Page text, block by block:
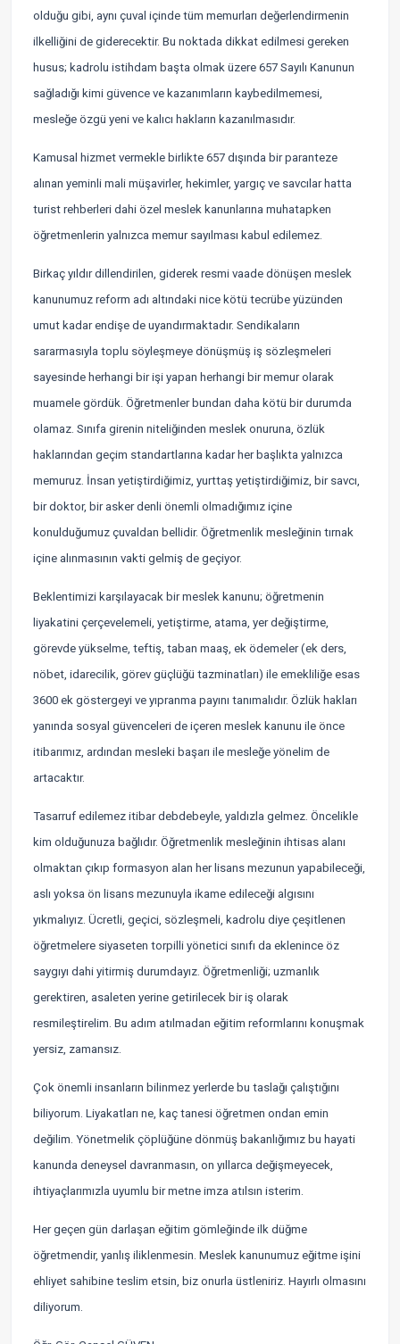
olduğu gibi, aynı çuval içinde tüm memurları değerlendirmenin
ilkelliğini de giderecektir. Bu noktada dikkat edilmesi gereken
husus; kadrolu istihdam başta olmak üzere 657 Sayılı Kanunun
sağladığı kimi güvence ve kazanımların kaybedilmemesi,
mesleğe özgü yeni ve kalıcı hakların kazanılmasıdır.
Kamusal hizmet vermekle birlikte 657 dışında bir paranteze
alınan yeminli mali müşavirler, hekimler, yargıç ve savcılar hatta
turist rehberleri dahi özel meslek kanunlarına muhatapken
öğretmenlerin yalnızca memur sayılması kabul edilemez.
Birkaç yıldır dillendirilen, giderek resmi vaade dönüşen meslek
kanunumuz reform adı altındaki nice kötü tecrübe yüzünden
umut kadar endişe de uyandırmaktadır. Sendikaların
sararmasıyla toplu söyleşmeye dönüşmüş iş sözleşmeleri
sayesinde herhangi bir işi yapan herhangi bir memur olarak
muamele gördük. Öğretmenler bundan daha kötü bir durumda
olamaz. Sınıfa girenin niteliğinden meslek onuruna, özlük
haklarından geçim standartlarına kadar her başlıkta yalnızca
memuruz. İnsan yetiştirdiğimiz, yurttaş yetiştirdiğimiz, bir savcı,
bir doktor, bir asker denli önemli olmadığımız içine
konulduğumuz çuvaldan bellidir. Öğretmenlik mesleğinin tırnak
içine alınmasının vakti gelmiş de geçiyor.
Beklentimizi karşılayacak bir meslek kanunu; öğretmenin
liyakatini çerçevelemeli, yetiştirme, atama, yer değiştirme,
görevde yükselme, teftiş, taban maaş, ek ödemeler (ek ders,
nöbet, idarecilik, görev güçlüğü tazminatları) ile emekliliğe esas
3600 ek göstergeyi ve yıpranma payını tanımalıdır. Özlük hakları
yanında sosyal güvenceleri de içeren meslek kanunu ile önce
itibarımız, ardından mesleki başarı ile mesleğe yönelim de
artacaktır.
Tasarruf edilemez itibar debdebeyle, yaldızla gelmez. Öncelikle
kim olduğunuza bağlıdır. Öğretmenlik mesleğinin ihtisas alanı
olmaktan çıkıp formasyon alan her lisans mezunun yapabileceği,
aslı yoksa ön lisans mezunuyla ikame edileceği algısını
yıkmalıyız. Ücretli, geçici, sözleşmeli, kadrolu diye çeşitlenen
öğretmelere siyaseten torpilli yönetici sınıfı da eklenince öz
saygıyı dahi yitirmiş durumdayız. Öğretmenliği; uzmanlık
gerektiren, asaleten yerine getirilecek bir iş olarak
resmileştirelim. Bu adım atılmadan eğitim reformlarını konuşmak
yersiz, zamansız.
Çok önemli insanların bilinmez yerlerde bu taslağı çalıştığını
biliyorum. Liyakatları ne, kaç tanesi öğretmen ondan emin
değilim. Yönetmelik çöplüğüne dönmüş bakanlığımız bu hayati
kanunda deneysel davranmasın, on yıllarca değişmeyecek,
ihtiyaçlarımızla uyumlu bir metne imza atılsın isterim.
Her geçen gün darlaşan eğitim gömleğinde ilk düğme
öğretmendir, yanlış iliklenmesin. Meslek kanunumuz eğitme işini
ehliyet sahibine teslim etsin, biz onurla üstleniriz. Hayırlı olmasını
diliyorum.